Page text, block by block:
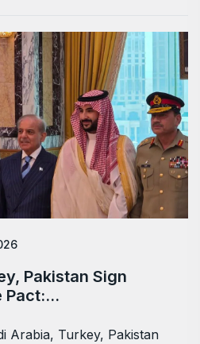
Pakistan Sign
Pact:…
Arabia, Turkey, Pakistan